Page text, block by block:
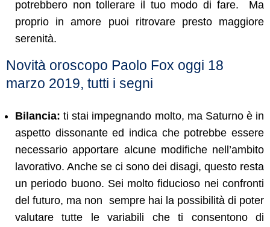
potrebbero non tollerare il tuo modo di fare.
Ma
proprio in amore puoi ritrovare presto maggiore
serenità.
Novità oroscopo Paolo Fox oggi 18
marzo 2019, tutti i segni
Bilancia: ti stai impegnando molto, ma Saturno è in
aspetto dissonante ed indica che potrebbe essere
necessario apportare alcune modifiche nell’ambito
lavorativo. Anche se ci sono dei disagi, questo resta
un periodo buono. Sei molto fiducioso nei confronti
del futuro, ma non sempre hai la possibilità di poter
valutare tutte le variabili che ti consentono di